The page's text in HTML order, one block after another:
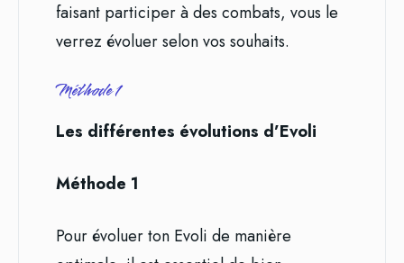
faisant participer à des combats, vous le
verrez évoluer selon vos souhaits.
Méthode 1
Les différentes évolutions d’Evoli
Méthode 1
Pour évoluer ton Evoli de manière